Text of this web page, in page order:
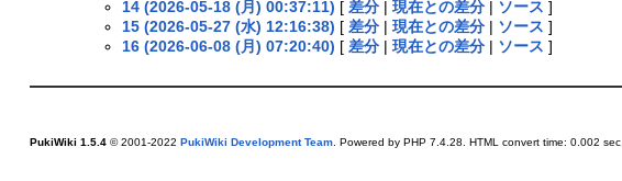
14 (2026-05-18 (月) 00:37:11) [ 差分| 現在との差分| ソース ]
15 (2026-05-27 (水) 12:16:38) [ 差分| 現在との差分| ソース ]
16 (2026-06-08 (月) 07:20:40) [ 差分| 現在との差分| ソース ]
PukiWiki 1.5.4© 2001-2022 PukiWiki Development Team. Powered by PHP 7.4.28. HTML convert time: 0.002 sec.